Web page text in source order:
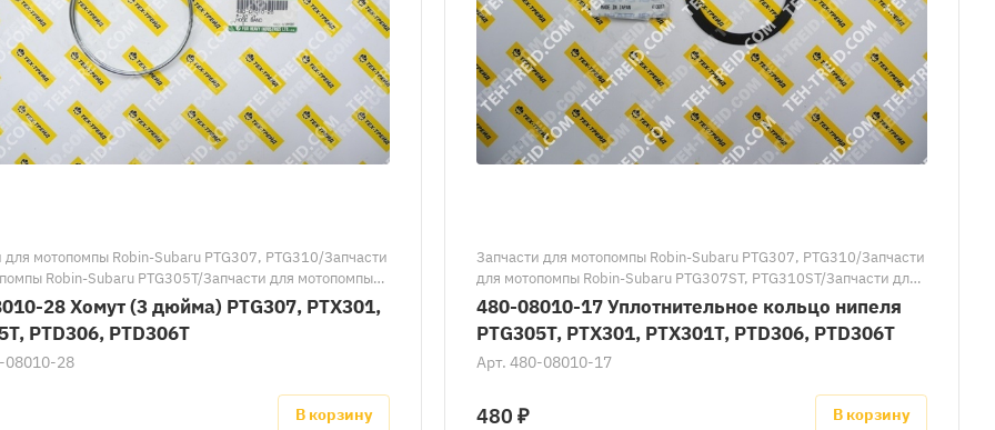
для мотопомпы Robin-Subaru PTG307, PTG310/Запчасти
Robin-Subaru PTG305T/Запчасти для мотопомпы
PTX301/Запчасти для мотопомпы Robin-Subaru
для мотопомпы Robin-Subaru PTD306T/
части к мотопомпам Robin-Subaru
28 Хомут (3 дюйма) PTG307, PTX301,
PTD306, PTD306T
08010-28
В корзину
Запчасти для мотопомпы Robin-Subaru PTG307, PTG310/Запчасти
для мотопомпы Robin-Subaru PTG307ST, PTG310ST/Запчасти для
мотопомпы Robin-Subaru PTG305T/Запчасти для мотопомпы
Robin-Subaru PTX301/Запчасти для мотопомпы Robin-Subaru
PTX301T/Запчасти для мотопомпы Robin-Subaru PTD306/
Запчасти для мотопомпы Robin-Subaru PTD306T/Запасные части к
480-08010-17 Уплотнительное кольцо нипеля
PTG305T, PTX301, PTX301T, PTD306, PTD306T
Арт. 480-08010-17
480 ₽ В корзину